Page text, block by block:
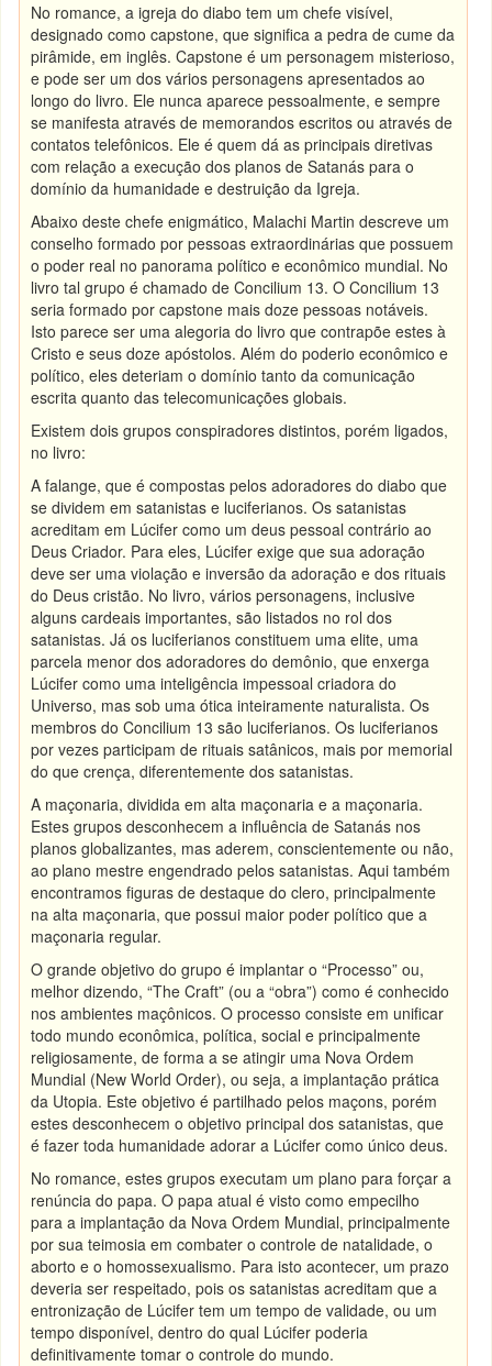
No romance, a igreja do diabo tem um chefe visível,
designado como capstone, que significa a pedra de cume da
pirâmide, em inglês. Capstone é um personagem misterioso,
e pode ser um dos vários personagens apresentados ao
longo do livro. Ele nunca aparece pessoalmente, e sempre
se manifesta através de memorandos escritos ou através de
contatos telefônicos. Ele é quem dá as principais diretivas
com relação a execução dos planos de Satanás para o
domínio da humanidade e destruição da Igreja.
Abaixo deste chefe enigmático, Malachi Martin descreve um
conselho formado por pessoas extraordinárias que possuem
o poder real no panorama político e econômico mundial. No
livro tal grupo é chamado de Concilium 13. O Concilium 13
seria formado por capstone mais doze pessoas notáveis.
Isto parece ser uma alegoria do livro que contrapõe estes à
Cristo e seus doze apóstolos. Além do poderio econômico e
político, eles deteriam o domínio tanto da comunicação
escrita quanto das telecomunicações globais.
Existem dois grupos conspiradores distintos, porém ligados,
no livro:
A falange, que é compostas pelos adoradores do diabo que
se dividem em satanistas e luciferianos. Os satanistas
acreditam em Lúcifer como um deus pessoal contrário ao
Deus Criador. Para eles, Lúcifer exige que sua adoração
deve ser uma violação e inversão da adoração e dos rituais
do Deus cristão. No livro, vários personagens, inclusive
alguns cardeais importantes, são listados no rol dos
satanistas. Já os luciferianos constituem uma elite, uma
parcela menor dos adoradores do demônio, que enxerga
Lúcifer como uma inteligência impessoal criadora do
Universo, mas sob uma ótica inteiramente naturalista. Os
membros do Concilium 13 são luciferianos. Os luciferianos
por vezes participam de rituais satânicos, mais por memorial
do que crença, diferentemente dos satanistas.
A maçonaria, dividida em alta maçonaria e a maçonaria.
Estes grupos desconhecem a influência de Satanás nos
planos globalizantes, mas aderem, conscientemente ou não,
ao plano mestre engendrado pelos satanistas. Aqui também
encontramos figuras de destaque do clero, principalmente
na alta maçonaria, que possui maior poder político que a
maçonaria regular.
O grande objetivo do grupo é implantar o “Processo” ou,
melhor dizendo, “The Craft” (ou a “obra”) como é conhecido
nos ambientes maçônicos. O processo consiste em unificar
todo mundo econômica, política, social e principalmente
religiosamente, de forma a se atingir uma Nova Ordem
Mundial (New World Order), ou seja, a implantação prática
da Utopia. Este objetivo é partilhado pelos maçons, porém
estes desconhecem o objetivo principal dos satanistas, que
é fazer toda humanidade adorar a Lúcifer como único deus.
No romance, estes grupos executam um plano para forçar a
renúncia do papa. O papa atual é visto como empecilho
para a implantação da Nova Ordem Mundial, principalmente
por sua teimosia em combater o controle de natalidade, o
aborto e o homossexualismo. Para isto acontecer, um prazo
deveria ser respeitado, pois os satanistas acreditam que a
entronização de Lúcifer tem um tempo de validade, ou um
tempo disponível, dentro do qual Lúcifer poderia
definitivamente tomar o controle do mundo.